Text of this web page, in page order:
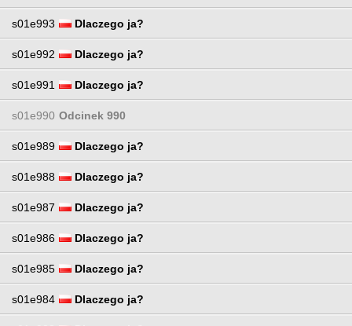
s01e993 Dlaczego ja?
s01e992 Dlaczego ja?
s01e991 Dlaczego ja?
s01e990 Odcinek 990
s01e989 Dlaczego ja?
s01e988 Dlaczego ja?
s01e987 Dlaczego ja?
s01e986 Dlaczego ja?
s01e985 Dlaczego ja?
s01e984 Dlaczego ja?